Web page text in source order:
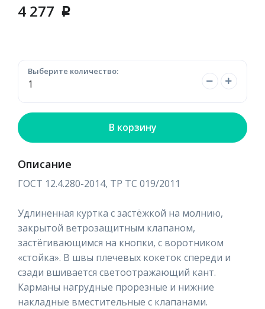
4 277 p
Выберите количество:
В корзину
Описание
ГОСТ 12.4.280-2014, ТР ТС 019/2011
Удлиненная куртка с застёжкой на молнию,
закрытой ветрозащитным клапаном,
застёгивающимся на кнопки, с воротником
«стойка». В швы плечевых кокеток спереди и
сзади вшивается светоотражающий кант.
Карманы нагрудные прорезные и нижние
накладные вместительные с клапанами.